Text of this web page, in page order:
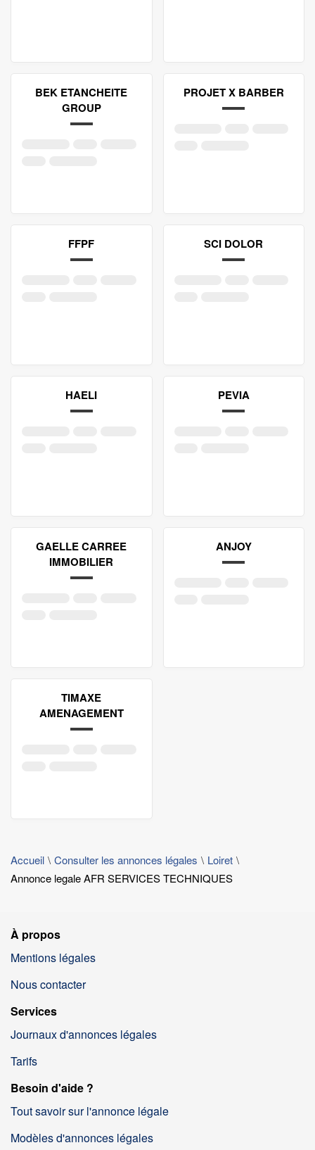
BEK ETANCHEITE
GROUP
PROJET X BARBER
FFPF SCI DOLOR
HAELI PEVIA
GAELLE CARREE
IMMOBILIER
ANJOY
TIMAXE
AMENAGEMENT
Accueil Consulter les annonces légales
Loiret
Annonce legale AFR SERVICES TECHNIQUES
À propos
Mentions légales
Nous contacter
Services
Journaux d'annonces légales
Tarifs
Besoin d'aide ?
Tout savoir sur l'annonce légale
Modèles d'annonces légales